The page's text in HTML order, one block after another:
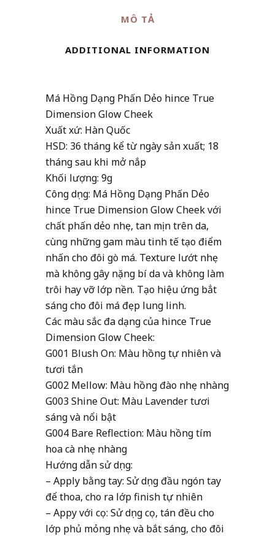
quantity
MÔ TẢ
ADDITIONAL INFORMATION
Má Hồng Dạng Phấn Dẻo hince True
Dimension Glow Cheek
Xuất xứ: Hàn Quốc
HSD: 36 tháng kể từ ngày sản xuất; 18
tháng sau khi mở nắp
Khối lượng: 9g
Công dụng: Má Hồng Dạng Phấn Dẻo
hince True Dimension Glow Cheek với
chất phấn dẻo nhẹ, tan mịn trên da,
cùng những gam màu tinh tế tạo điểm
nhấn cho đôi gò má. Texture lướt nhẹ
mà không gây nặng bí da và không làm
trôi hay vỡ lớp nền. Tạo hiệu ứng bẳt
sáng cho đôi má đẹp lung linh.
Các màu sắc đa dạng của hince True
Dimension Glow Cheek:
G001 Blush On: Màu hồng tự nhiên và
tươi tắn
G002 Mellow: Màu hồng đào nhẹ nhàng
G003 Shine Out: Màu Lavender tươi
sáng và nổi bật
G004 Bare Reflection: Màu hồng tím
hoa cà nhẹ nhàng
Hướng dẫn sử dụng:
– Apply bằng tay: Sử dụng đầu ngón tay
để thoa, cho ra lớp finish tự nhiên
– Appy với cọ: Sử dụng cọ, tán đều cho
lớp phủ mỏng nhẹ và bắt sáng, cho đôi